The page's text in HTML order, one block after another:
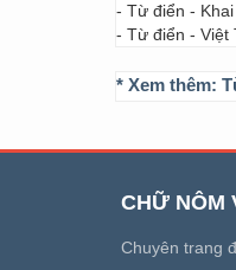
- Từ điển - Khai
- Từ điển - Việt
* Xem thêm:
CHỮ NÔM
Chuyên trang